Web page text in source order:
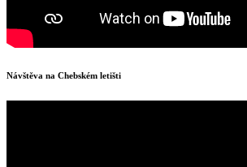
Návštěva na Chebském letišti